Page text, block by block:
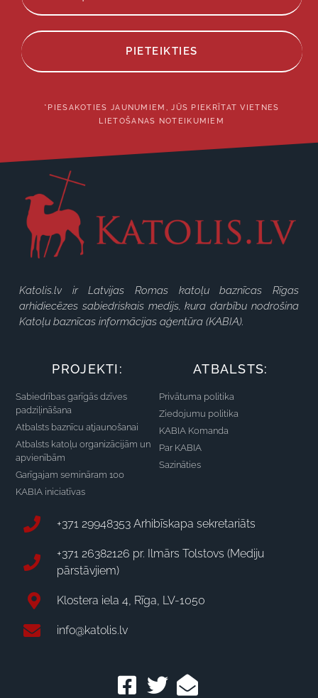
PIETEIKTIES
*PIESAKOTIES JAUNUMIEM, JŪS PIEKRĪTAT VIETNES
LIETOŠANAS NOTEIKUMIEM
Katolis.lv ir Latvijas Romas katoļu baznīcas Rīgas
arhidiecēzes sabiedriskais medijs, kura darbību nodrošina
Katoļu baznīcas informācijas aģentūra (KABIA).
PROJEKTI:
Sabiedrības garīgās dzīves
padziļināšana
Atbalsts baznīcu atjaunošanai
Atbalsts katoļu organizācijām un
apvienībām
Garīgajam semināram 100
KABIA iniciatīvas
ATBALSTS:
Privātuma politika
Ziedojumu politika
KABIA Komanda
Par KABIA
Sazināties
+371 29948353 Arhibīskapa sekretariāts
+371 26382126 pr. Ilmārs Tolstovs (Mediju
pārstāvjiem)
Klostera iela 4, Rīga, LV-1050
info@katolis.lv